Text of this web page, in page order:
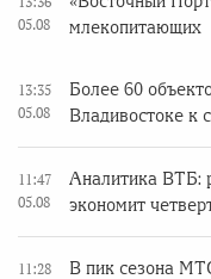
05.08
млекопитающих
13:35
05.08
Более 60
Владивостоке к
11:47
05.08
Аналитика ВТБ:
экономит
11:28
В пик сезона